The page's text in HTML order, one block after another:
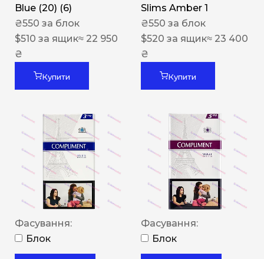
Blue (20) (6)
₴550 за блок
$510 за ящик≈ 22 950
₴
Купити
Slims Amber 1
₴550 за блок
$520 за ящик≈ 23 400
₴
Купити
Фасування:
Блок
Фасування:
Блок